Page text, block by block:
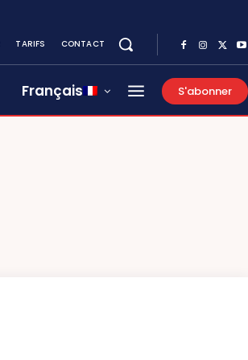
TARIFS CONTACT
Français S'abonner